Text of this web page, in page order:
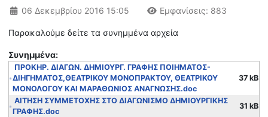
Λεπτομέρειες
06 Δεκεμβρίου 2016 15:05 Εμφανίσεις: 883
Παρακαλούμε δείτε τα συνημμένα αρχεία
Συνημμένα:
ΠΡΟΚΗΡ. ΔΙΑΓΩΝ. ΔΗΜΙΟΥΡΓ. ΓΡΑΦΗΣ ΠΟΙΗΜΑΤΟΣ-
ΔΙΗΓΗΜΑΤΟΣ,ΘΕΑΤΡΙΚΟΥ ΜΟΝΟΠΡΑΚΤΟΥ, ΘΕΑΤΡΙΚΟΥ
ΜΟΝΟΛΟΓΟΥ ΚΑΙ ΜΑΡΑΘΩΝΙΟΣ ΑΝΑΓΝΩΣΗΣ.doc
37 kB
ΑΙΤΗΣΗ ΣΥΜΜΕΤΟΧΗΣ ΣΤΟ ΔΙΑΓΩΝΙΣΜΟ ΔΗΜΙΟΥΡΓΙΚΗΣ
ΓΡΑΦΗΣ.doc
31 kB